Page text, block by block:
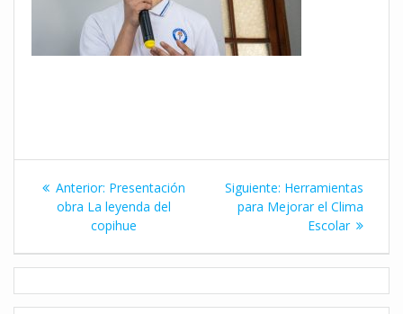
Navegación
entradas
Anterior: Entrada
anterior:
Presentación
obra La leyenda del
copihue
Siguiente: Siguiente
entrada:
Herramientas
para Mejorar el Clima
Escolar